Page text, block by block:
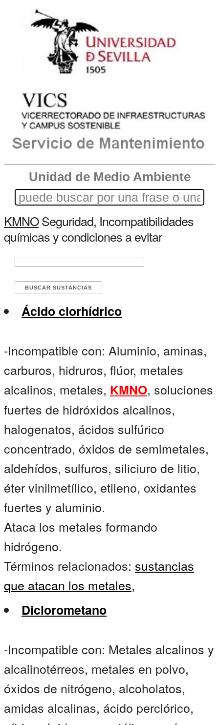
Unidad de Medio Ambiente
KMNOSeguridad, Incompatibilidades
químicas y condiciones a evitar
Ácido clorhídrico
-Incompatible con: Aluminio, aminas,
carburos, hidruros, flúor, metales
alcalinos, metales, KMNO, soluciones
fuertes de hidróxidos alcalinos,
halogenatos, ácidos sulfúrico
concentrado, óxidos de semimetales,
aldehídos, sulfuros, siliciuro de litio,
éter vinilmetílico, etileno, oxidantes
fuertes y aluminio.
Ataca los metales formando
hidrógeno.
Términos relacionados: sustancias
que atacan los metales,
Diclorometano
-Incompatible con: Metales alcalinos y
alcalinotérreos, metales en polvo,
óxidos de nitrógeno, alcoholatos,
amidas alcalinas, ácido perclórico,